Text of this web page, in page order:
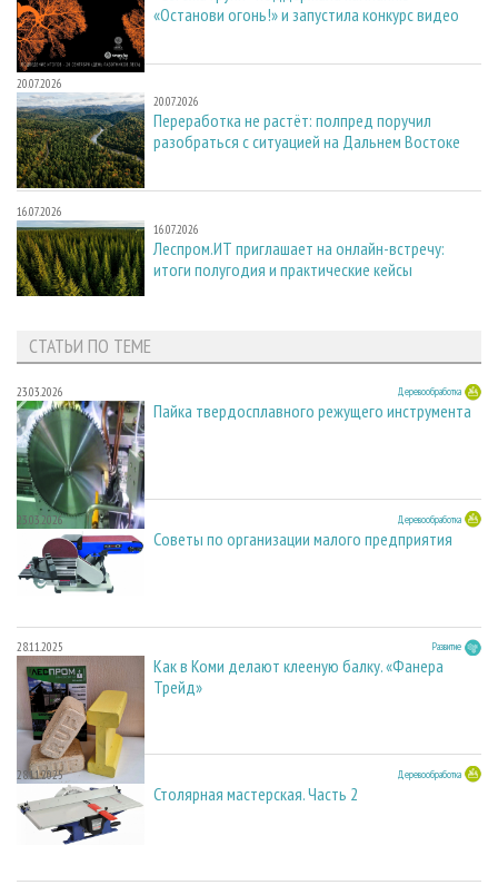
«Останови огонь!» и запустила конкурс видео
20.07.2026
20.07.2026
Переработка не растёт: полпред поручил
разобраться с ситуацией на Дальнем Востоке
16.07.2026
16.07.2026
Леспром.ИТ приглашает на онлайн-встречу:
итоги полугодия и практические кейсы
СТАТЬИ ПО ТЕМЕ
23.03.2026 Деревообработка
Пайка твердосплавного режущего инструмента
23.03.2026 Деревообработка
Советы по организации малого предприятия
28.11.2025 Развитие
Как в Коми делают клееную балку. «Фанера
Трейд»
28.11.2025 Деревообработка
Столярная мастерская. Часть 2